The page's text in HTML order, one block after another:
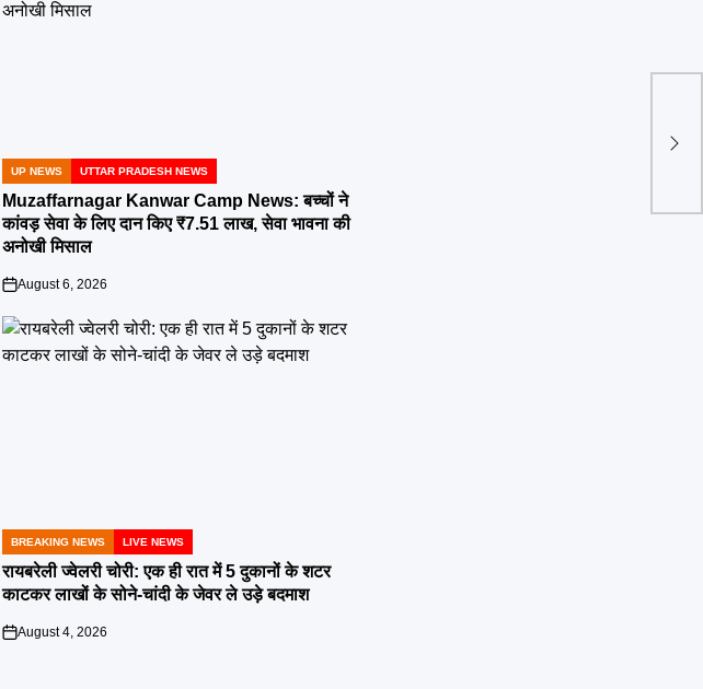
POSTED
IN
UP NEWS UTTAR PRADESH NEWS
Muzaffarnagar Kanwar Camp News: बच्चों ने
कांवड़ सेवा के लिए दान किए ₹7.51 लाख, सेवा भावना की
अनोखी मिसाल
on
August 6, 2026
POSTED
IN
BREAKING NEWS LIVE NEWS
रायबरेली ज्वेलरी चोरी: एक ही रात में 5 दुकानों के शटर
काटकर लाखों के सोने-चांदी के जेवर ले उड़े बदमाश
on
August 4, 2026